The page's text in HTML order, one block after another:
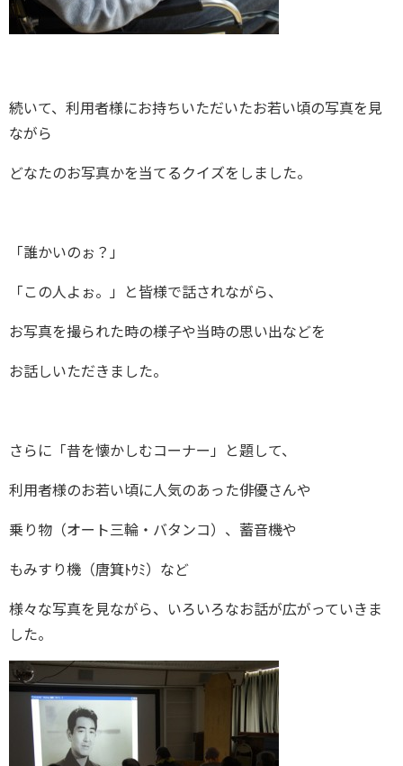
続いて、利用者様にお持ちいただいたお若い頃の写真を見
ながら
どなたのお写真かを当てるクイズをしました。
「誰かいのぉ？」
「この人よぉ。」と皆様で話されながら、
お写真を撮られた時の様子や当時の思い出などを
お話しいただきました。
さらに「昔を懐かしむコーナー」と題して、
利用者様のお若い頃に人気のあった俳優さんや
乗り物（オート三輪・バタンコ）、蓄音機や
もみすり機（唐箕ﾄｳﾐ）など
様々な写真を見ながら、いろいろなお話が広がっていきま
した。